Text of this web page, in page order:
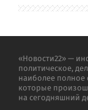
«Новости22» —
политическое,
наиболее полное
которые
на сегодняшний